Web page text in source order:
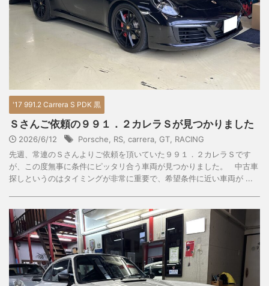
'17 991.2 Carrera S PDK 黒
Ｓさんご依頼の９９１．２カレラＳが見つかりました
2026/6/12 Porsche RS carrera GT RACING
先週、常連のＳさんよりご依頼を頂いていた９９１．２カレラＳです
が、この度無事に条件にピッタリ合う車両が見つかりました。 中古車
探しというのはタイミングが非常に重要で、希望条件に近い車両が ...